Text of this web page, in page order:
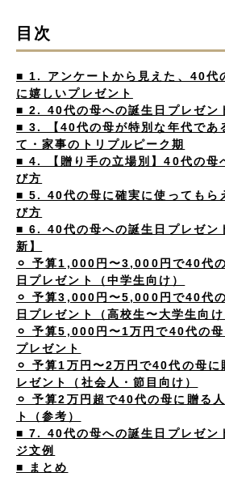
目次
■ 1. アンケートから見えた、40代
に嬉しいプレゼント
■ 2. 40代の母への誕生日プレゼン
■ 3. 【40代の母が特別な年代であ
て・家事のトリプルピーク期
■ 4. 【贈り手の立場別】40代の母
び方
■ 5. 40代の母に確実に使ってもら
び方
■ 6. 40代の母への誕生日プレゼン
新】
⚪︎ 予算1,000円〜3,000円で40代
日プレゼント（中学生向け）
⚪︎ 予算3,000円〜5,000円で40代
日プレゼント（高校生〜大学生向け
⚪︎ 予算5,000円〜1万円で40代の母
プレゼント
⚪︎ 予算1万円〜2万円で40代の母に
レゼント（社会人・節目向け）
⚪︎ 予算2万円超で40代の母に贈る
ト（参考）
■ 7. 40代の母への誕生日プレゼン
ジ文例
■ まとめ